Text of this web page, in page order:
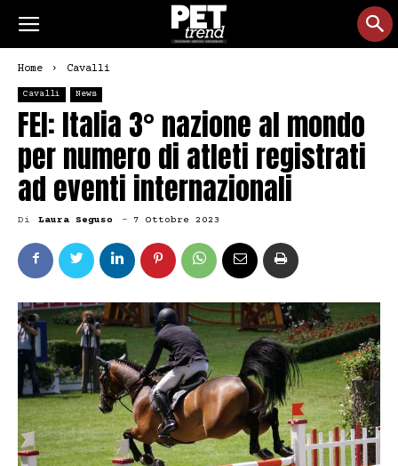
Home Cavalli
Cavalli News
FEI: Italia 3° nazione al mondo
per numero di atleti registrati
ad eventi internazionali
Di Laura Seguso - 7 Ottobre 2023